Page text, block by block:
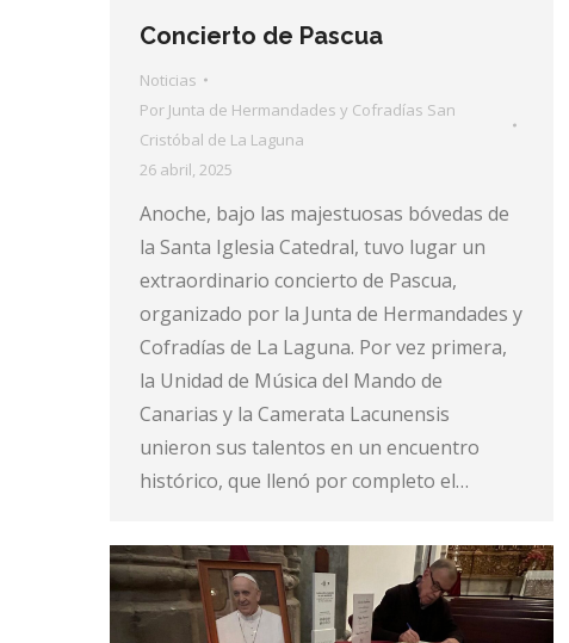
Concierto de Pascua
Noticias
Por Junta de Hermandades y Cofradías San
Cristóbal de La Laguna
26 abril, 2025
Anoche, bajo las majestuosas bóvedas de
la Santa Iglesia Catedral, tuvo lugar un
extraordinario concierto de Pascua,
organizado por la Junta de Hermandades y
Cofradías de La Laguna. Por vez primera,
la Unidad de Música del Mando de
Canarias y la Camerata Lacunensis
unieron sus talentos en un encuentro
histórico, que llenó por completo el…